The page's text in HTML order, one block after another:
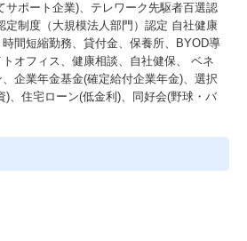
サポート企業)、テレワーク先駆者百選認
定制度（大規模法人部門）認定 自社健康
間短縮勤務、貸付金、保養所、BYOD導
オフィス、健康相談、自社健保、 ベネ
企業年金基金(確定給付企業年金)、選択
)、住宅ローン(低金利)、同好会(野球・バ